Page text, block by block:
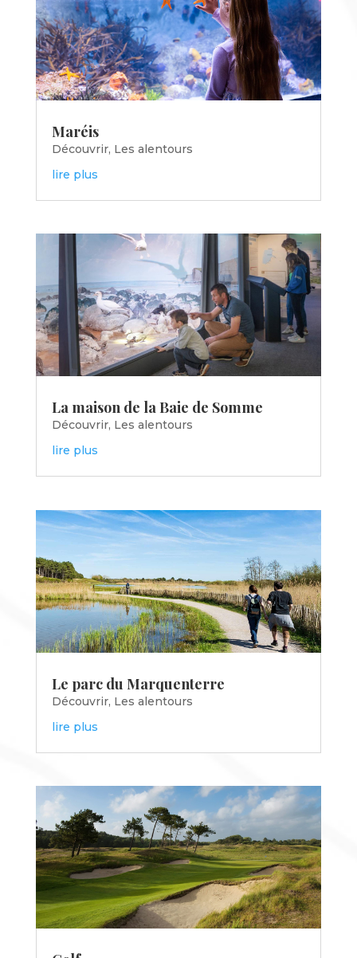
Maréis
Découvrir, Les alentours
lire plus
La maison de la Baie de Somme
Découvrir, Les alentours
lire plus
Le parc du Marquenterre
Découvrir, Les alentours
lire plus